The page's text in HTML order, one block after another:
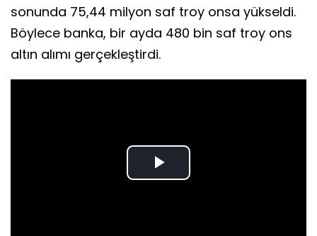
sonunda 75,44 milyon saf troy onsa yükseldi.
Böylece banka, bir ayda 480 bin saf troy ons
altın alımı gerçekleştirdi.
Play